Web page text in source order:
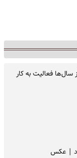
سال‌ها فعالیت به کار
|‌ عکس